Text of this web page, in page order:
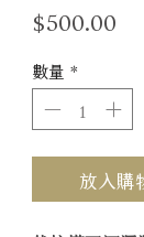
$500.00
數量 *
放入購